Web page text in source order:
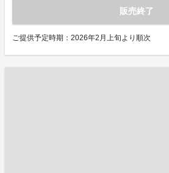
販売終了
ご提供予定時期：2026年2月上旬より順次